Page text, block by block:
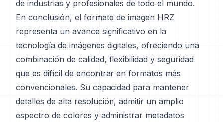
de industrias y profesionales de todo el mundo.
En conclusión, el formato de imagen HRZ
representa un avance significativo en la
tecnología de imágenes digitales, ofreciendo una
combinación de calidad, flexibilidad y seguridad
que es difícil de encontrar en formatos más
convencionales. Su capacidad para mantener
detalles de alta resolución, admitir un amplio
espectro de colores y administrar metadatos